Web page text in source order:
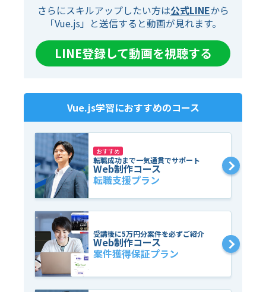
さらにスキルアップしたい方は公式LINEから
「Vue.js」と送信すると動画が見れます。
LINE登録して動画を視聴する
Vue.js学習におすすめのコース
おすすめ
転職成功まで一気通貫でサポート
Web制作コース
転職支援プラン
受講後に5万円分案件を必ずご紹介
Web制作コース
案件獲得保証プラン